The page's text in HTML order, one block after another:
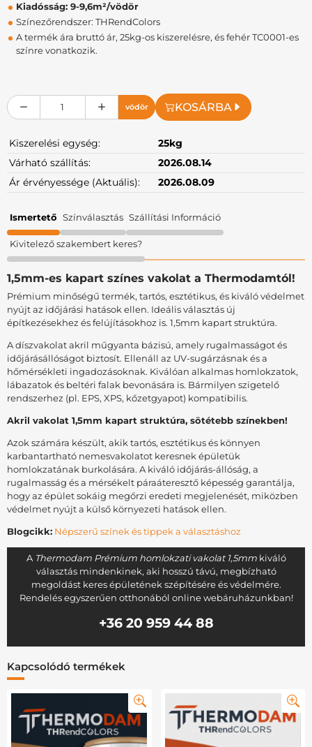
Kiadósság: 9-9,6m²/vödör
Színezőrendszer: THRendColors
A termék ára bruttó ár, 25kg-os kiszerelésre, és fehér TC0001-es
színre vonatkozik.
vödör KOSÁRBA
Kiszerelési egység:
25kg
Várható szállítás:
2026.08.14
Ár érvényessége (Aktuális):
2026.08.09
Ismertető Színválasztás Szállítási Információ
Kivitelező szakembert keres?
1,5mm-es kapart színes vakolat a Thermodamtól!
Prémium minőségű termék, tartós, esztétikus, és kiváló védelmet
nyújt az időjárási hatások ellen. Ideális választás új
építkezésekhez és felújításokhoz is. 1,5mm kapart struktúra.
A díszvakolat akril műgyanta bázisú, amely rugalmasságot és
időjárásállóságot biztosít. Ellenáll az UV-sugárzásnak és a
hőmérsékleti ingadozásoknak. Kiválóan alkalmas homlokzatok,
lábazatok és beltéri falak bevonására is. Bármilyen szigetelő
rendszerhez (pl. EPS, XPS, kőzetgyapot) kompatibilis.
Akril vakolat 1,5mm kapart struktúra, sötétebb színekben!
Azok számára készült, akik tartós, esztétikus és könnyen
karbantartható nemesvakolatot keresnek épületük
homlokzatának burkolására. A kiváló időjárás-állóság, a
rugalmasság és a mérsékelt páraáteresztő képesség garantálja,
hogy az épület sokáig megőrzi eredeti megjelenését, miközben
védelmet nyújt a külső környezeti hatások ellen.
Blogcikk: Népszerű színek és tippek a választáshoz
A Thermodam Prémium homlokzati vakolat 1,5mmkiváló
választás mindenkinek, aki hosszú távú, megbízható
megoldást keres épületének szépítésére és védelmére.
Rendelés egyszerűen otthonából online webáruházunkban!
+36 20 959 44 88
Kapcsolódó termékek